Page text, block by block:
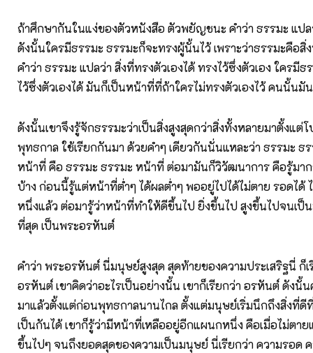
ถ้าศึกษากันในแง่ของตัวหนังสือ ตัวพยัญชนะ คำว่า ธรรมะ แปล
ดังนั้นใครมีธรรมะ ธรรมะก็จะทรงผู้นั้นไว้ เพราะว่าธรรมะคือสิ่
คำว่า ธรรมะ แปลว่า สิ่งที่ทรงตัวเองได้ ทรงไว้ซึ่งตัวเอง ใครมี
ไว้ซึ่งตัวเองได้ มันก็เป็นหน้าที่ที่ถ้าใครไม่ทรงตัวเองไว้ คนนั้นมั
ดังนั้นเขาจึงรู้จักธรรมะว่าเป็นสิ่งสูงสุดกว่าสิ่งทั้งหลายมาตั้งแ
พุทธกาล ใช้เรียกกันมา ด้วยคำๆ เดียวกันนั่นแหละว่า ธรรมะ ธ
หน้าที่ คือ ธรรมะ ธรรมะ หน้าที่ ต่อมามันก็วิวัฒนาการ คือรู้มา
บ้าง ก่อนนี้รู้แต่หน้าที่ต่ำๆ ได้ผลต่ำๆ พออยู่ไปได้ไม่ตาย รอดได้
หนึ่งแล้ว ต่อมารู้ว่าหน้าที่ทำให้ดีขึ้นไป ยิ่งขึ้นไป สูงขึ้นไปจนเป็
ที่สุด เป็นพระอรหันต์
คำว่า พระอรหันต์ นี่มนุษย์สูงสุด สุดท้ายของความประเสริฐนี่ ก็เ
อรหันต์ เขาคิดว่าอะไรเป็นอย่างนั้น เขาก็เรียกว่า อรหันต์ ดังนั้
มาแล้วตั้งแต่ก่อนพุทธกาลนานไกล ตั้งแต่มนุษย์เริ่มนึกถึงสิ่งที่
เป็นกันได้ เขาก็รู้ว่ามีหน้าที่เหลืออยู่อีกแผนกหนึ่ง คือเมื่อไม่ตา
ขึ้นไปๆ จนถึงยอดสุดของความเป็นมนุษย์ นี่เรียกว่า ความรอด